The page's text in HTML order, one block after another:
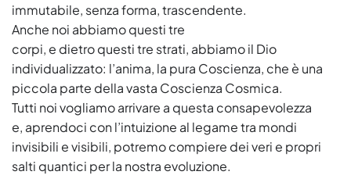
immutabile, senza forma, trascendente.
Anche noi abbiamo questi tre
corpi, e dietro questi tre strati, abbiamo il Dio
individualizzato: l’anima, la pura Coscienza, che è una
piccola parte della vasta Coscienza Cosmica.
Tutti noi vogliamo arrivare a questa consapevolezza
e, aprendoci con l’intuizione al legame tra mondi
invisibili e visibili, potremo compiere dei veri e propri
salti quantici per la nostra evoluzione.